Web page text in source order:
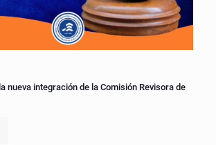
nueva integración de la Comisión Revisora de